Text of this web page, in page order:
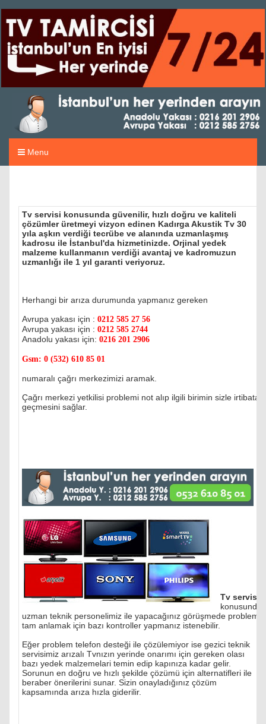
Menu
Tv servisi konusunda güvenilir, hızlı doğru ve kaliteli
çözümler üretmeyi vizyon edinen Kadırga Akustik Tv 30
yıla aşkın verdiği tecrübe ve alanında uzmanlaşmış
kadrosu ile İstanbul'da hizmetinizde. Orjinal yedek
malzeme kullanmanın verdiği avantaj ve kadromuzun
uzmanlığı ile 1 yıl garanti veriyoruz.
Herhangi bir arıza durumunda yapmanız gereken
Avrupa yakası için : 0212 585 27 56
Avrupa yakası için : 0212 585 2744
Anadolu yakası için: 0216 201 2906
Gsm: 0 (532) 610 85 01
numaralı çağrı merkezimizi aramak.
Çağrı merkezi yetkilisi problemi not alıp ilgili birimin sizle irtibata
geçmesini sağlar.
Tv servisi
konusunda
uzman teknik personelimiz ile yapacağınız görüşmede problemi
tam anlamak için bazı kontroller yapmanız istenebilir.
Eğer problem telefon desteği ile çözülemiyor ise gezici teknik
servisimiz arızalı Tvnızın yerinde onarımı için gereken olası
bazı yedek malzemelari temin edip kapınıza kadar gelir.
Sorunun en doğru ve hızlı şekilde çözümü için alternatifleri ile
beraber önerilerini sunar. Sizin onayladığınız çözüm
kapsamında arıza hızla giderilir.